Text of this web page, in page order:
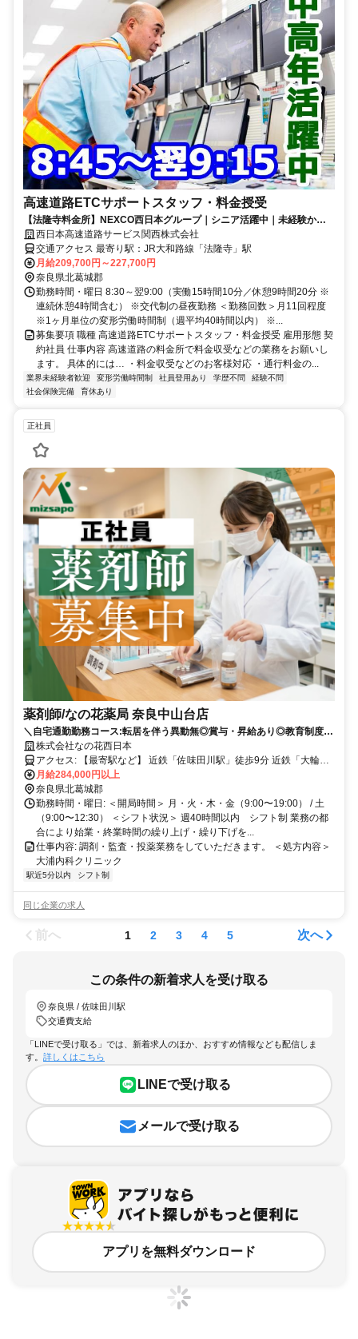
高速道路ETCサポートスタッフ・料金授受
【法隆寺料金所】NEXCO西日本グループ｜シニア活躍中｜未経験から
正社員登用もあり
西日本高速道路サービス関西株式会社
交通アクセス 最寄り駅：JR大和路線「法隆寺」駅
月給209,700円～227,700円
奈良県北葛城郡
勤務時間・曜日 8:30～翌9:00（実働15時間10分／休憩9時間20分 ※
連続休憩4時間含む） ※交代制の昼夜勤務 ＜勤務回数＞月11回程度
※1ヶ月単位の変形労働時間制（週平均40時間以内） ※...
募集要項 職種 高速道路ETCサポートスタッフ・料金授受 雇用形態 契
約社員 仕事内容 高速道路の料金所で料金収受などの業務をお願いし
ます。 具体的には… ・料金収受などのお客様対応 ・通行料金の...
業界未経験者歓迎 変形労働時間制 社員登用あり 学歴不問
経験不問
社会保険完備
育休あり
正社員
薬剤師/なの花薬局 奈良中山台店
＼自宅通勤勤務コース:転居を伴う異動無◎賞与・昇給あり◎教育制度の
整った環境♪／
株式会社なの花西日本
アクセス: 【最寄駅など】 近鉄「佐味田川駅」徒歩9分 近鉄「大輪田
駅」徒歩10分
月給284,000円以上
奈良県北葛城郡
勤務時間・曜日: ＜開局時間＞ 月・火・木・金（9:00〜19:00） / 土
（9:00〜12:30） ＜シフト状況＞ 週40時間以内 シフト制 業務の都
合により始業・終業時間の繰り上げ・繰り下げを...
仕事内容: 調剤・監査・投薬業務をしていただきます。 ＜処方内容＞
大浦内科クリニック
駅近5分以内 シフト制
同じ企業の求人
前へ 1 2 3 4 5 次へ
この条件の新着求人を受け取る
奈良県 / 佐味田川駅
交通費支給
「LINEで受け取る」では、新着求人のほか、おすすめ情報なども配信しま
す。 詳しくはこちら
LINEで受け取る
メールで受け取る
アプリを無料ダウンロード